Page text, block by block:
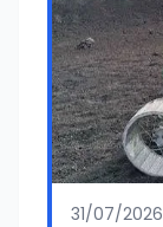
31/07/2026